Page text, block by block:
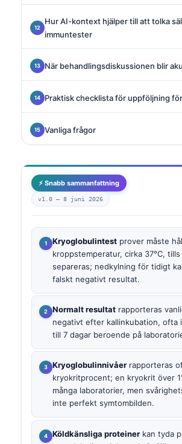
Hur AI-kontext hjälper till att tolka
immuntester
När behandlingsdiskussionen blir
Praktisk checklista för uppföljning
Vanliga frågor
⚡ Snabb sammanfattning
v1.0 — 8 juni 2026
Kryoglobulintest prover måste
kroppstemperatur, cirka 37°C,
separeras; nedkylning för tidigt
falskt negativt resultat.
Normalt resultat rapporteras
negativt efter kallinkubation, ofta
till 7 dagar beroende på
Kryoglobulinnivåer rapporteras
kryokritprocent; en kryokrit över
många laboratorier, men
inte perfekt symtombilden.
Köldkänsliga proteiner kan tyda